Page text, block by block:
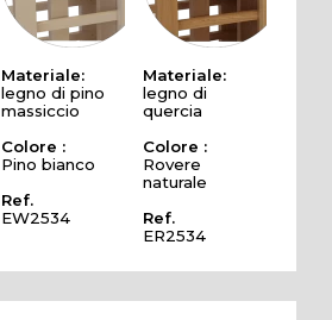
Materiale:
legno di pino
massiccio
Colore :
Pino bianco
Ref.
EW2534
Materiale:
legno di
quercia
Colore :
Rovere
naturale
Ref.
ER2534